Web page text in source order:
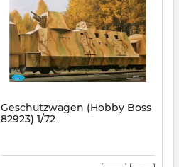
Geschutzwagen (Hobby Boss
82923) 1/72